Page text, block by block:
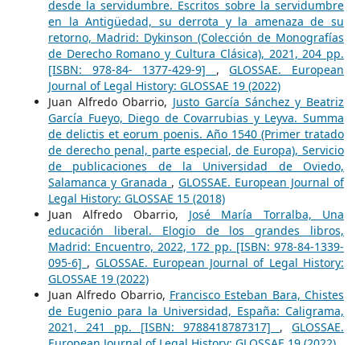
desde la servidumbre. Escritos sobre la servidumbre
en la Antigüedad, su derrota y la amenaza de su
retorno, Madrid: Dykinson (Colección de Monografías
de Derecho Romano y Cultura Clásica), 2021, 204 pp.
[ISBN: 978-84- 1377-429-9] ,GLOSSAE. European
Journal of Legal History: GLOSSAE 19 (2022)
Juan Alfredo Obarrio, Justo García Sánchez y Beatriz
García Fueyo, Diego de Covarrubias y Leyva. Summa
de delictis et eorum poenis. Año 1540 (Primer tratado
de derecho penal, parte especial, de Europa), Servicio
de publicaciones de la Universidad de Oviedo,
Salamanca y Granada ,GLOSSAE. European Journal of
Legal History: GLOSSAE 15 (2018)
Juan Alfredo Obarrio, José María Torralba, Una
educación liberal. Elogio de los grandes libros,
Madrid: Encuentro, 2022, 172 pp. [ISBN: 978-84-1339-
095-6] , GLOSSAE. European Journal of Legal History:
GLOSSAE 19 (2022)
Juan Alfredo Obarrio, Francisco Esteban Bara, Chistes
de Eugenio para la Universidad, España: Caligrama,
2021, 241 pp. [ISBN: 9788418787317] ,GLOSSAE.